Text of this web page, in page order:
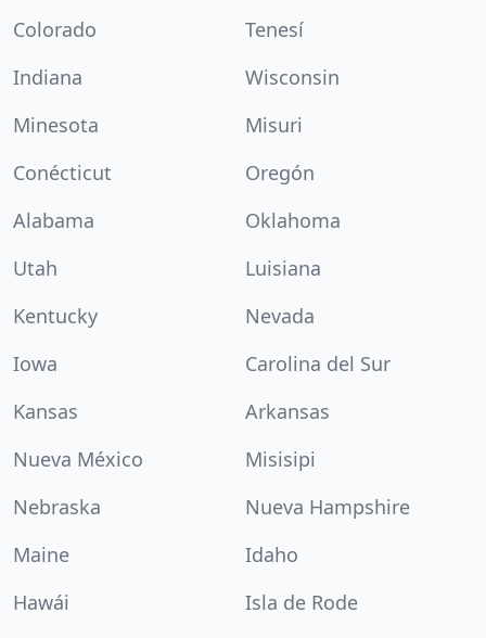
Colorado
Tenesí
Indiana
Wisconsin
Minesota
Misuri
Conécticut
Oregón
Alabama
Oklahoma
Utah
Luisiana
Kentucky
Nevada
Iowa
Carolina del Sur
Kansas
Arkansas
Nueva México
Misisipi
Nebraska
Nueva Hampshire
Maine
Idaho
Hawái
Isla de Rode